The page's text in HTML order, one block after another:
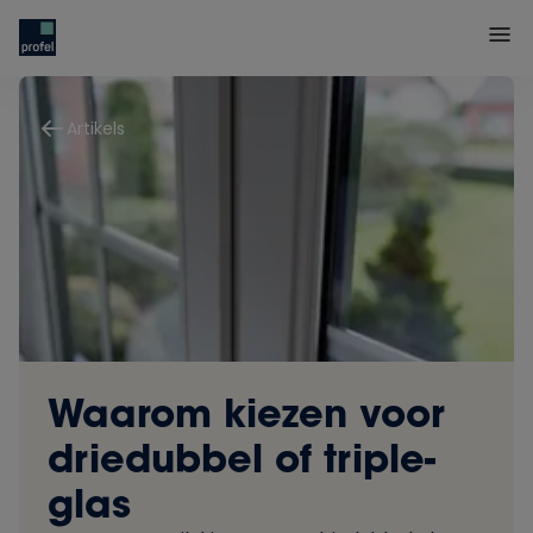
Artikels
Waarom kiezen voor
driedubbel of triple-
glas